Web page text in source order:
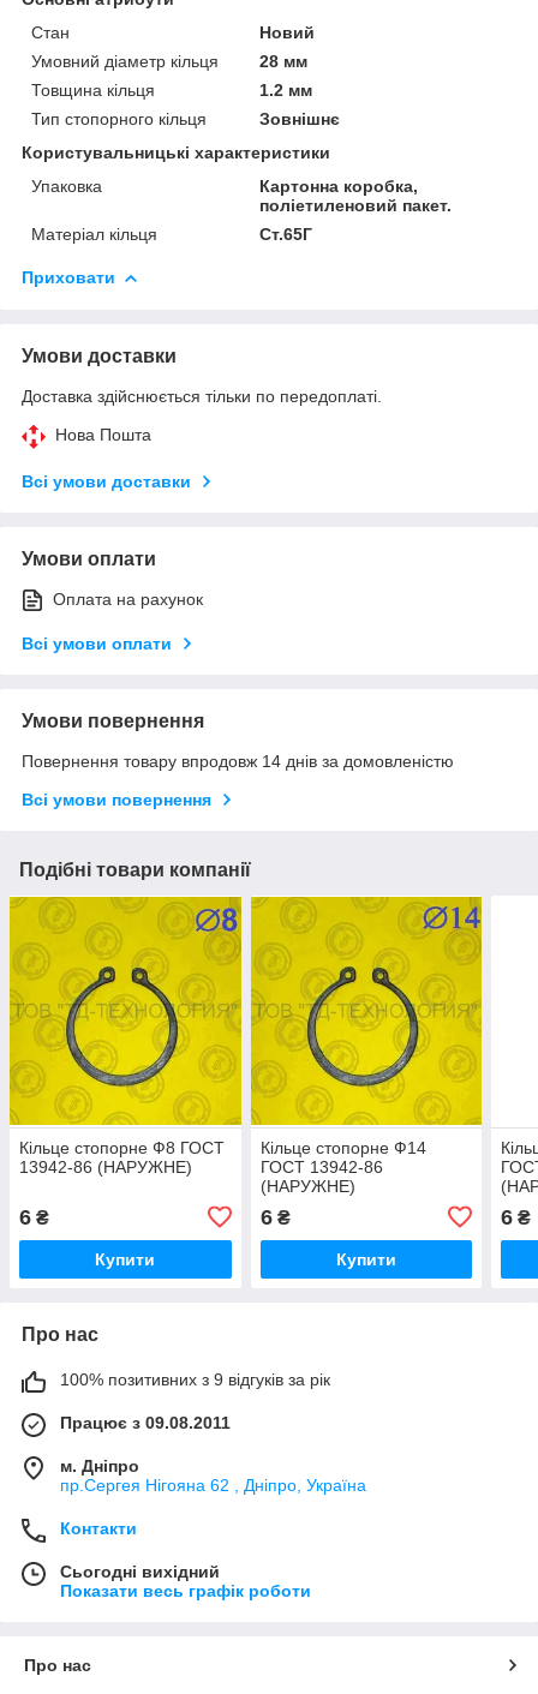
Стан
Новий
Умовний діаметр кільця
28 мм
Товщина кільця
1.2 мм
Тип стопорного кільця
Зовнішнє
Користувальницькі характеристики
Упаковка
Картонна коробка,
поліетиленовий пакет.
Матеріал кільця
Ст.65Г
Приховати
Умови доставки
Доставка здійснюється тільки по передоплаті.
Нова Пошта
Всі умови доставки
Умови оплати
Оплата на рахунок
Всі умови оплати
Умови повернення
Повернення товару впродовж 14 днів за домовленістю
Всі умови повернення
Подібні товари компанії
Кільце стопорне Ф8 ГОСТ
13942-86 (НАРУЖНЕ)
6 ₴
Купити
Кільце стопорне Ф14
ГОСТ 13942-86
(НАРУЖНЕ)
6₴
Купити
6 ₴
Про нас
100% позитивних з 9 відгуків за рік
Працює з 09.08.2011
м. Дніпро
пр.Сергея Нігояна 62 , Дніпро, Україна
Контакти
Сьогодні вихідний
Показати весь графік роботи
Про нас